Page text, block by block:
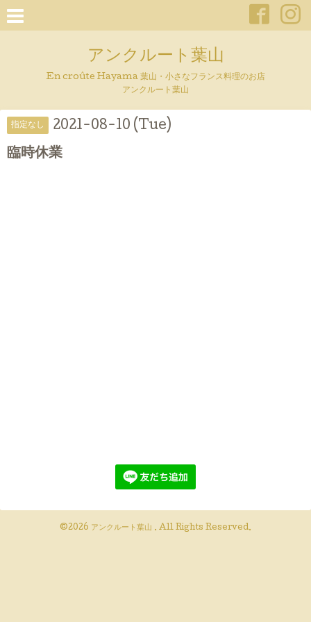
アンクルート葉山
En croûte Hayama 葉山・小さなフランス料理のお店
アンクルート葉山
指定なし 2021-08-10 (Tue)
臨時休業
©2026 アンクルート葉山 . All Rights Reserved.